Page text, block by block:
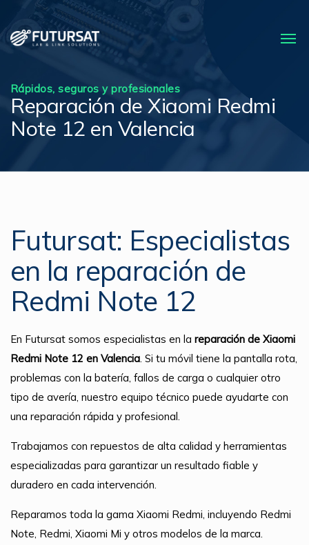
Rápidos, seguros y profesionales
Reparación de Xiaomi Redmi
Note 12 en Valencia
Futursat: Especialistas
en la reparación de
Redmi Note 12
En Futursat somos especialistas en la reparación de Xiaomi
Redmi Note 12 en Valencia. Si tu móvil tiene la pantalla rota,
problemas con la batería, fallos de carga o cualquier otro
tipo de avería, nuestro equipo técnico puede ayudarte con
una reparación rápida y profesional.
Trabajamos con repuestos de alta calidad y herramientas
especializadas para garantizar un resultado fiable y
duradero en cada intervención.
Reparamos toda la gama Xiaomi Redmi, incluyendo Redmi
Note, Redmi, Xiaomi Mi y otros modelos de la marca.